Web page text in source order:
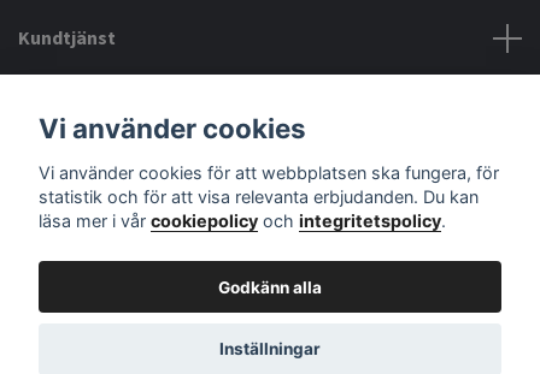
Kundtjänst
Sociala medier
© 2026 audiodelightPowered by Quickbutik
Vi använder cookies
Vi använder cookies för att webbplatsen ska fungera, för
statistik och för att visa relevanta erbjudanden. Du kan
läsa mer i vår cookiepolicy och integritetspolicy.
Godkänn alla
Inställningar